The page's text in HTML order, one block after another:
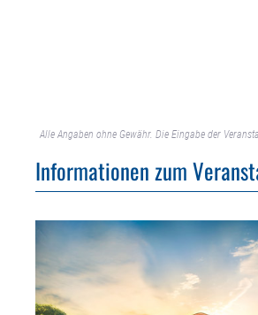
Alle Angaben ohne Gewähr. Die Eingabe der
Informationen zum